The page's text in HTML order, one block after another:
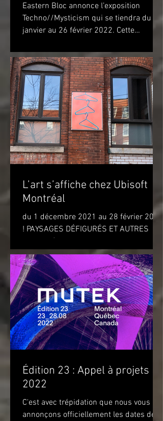
Eastern Bloc annonce l’exposition
Techno//Mysticism qui se tiendra du 22
janvier au 26 février 2022. Cette
L’art s’affiche chez Ubisoft
Montréal
du 1 décembre 2021 au 28 février 2022
! PAYSAGES DÉFIGURÉS ET AUTRES
OBJETS (DISFIGURED LANDSCAPES
AND OTHER OBJECTS) de l'artiste...
Édition 23 : Appel à projets
2022
C'est avec trépidation que nous vous
annonçons officiellement les dates de